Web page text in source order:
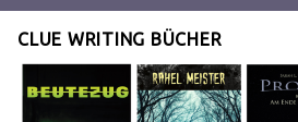
CLUE WRITING BÜCHER